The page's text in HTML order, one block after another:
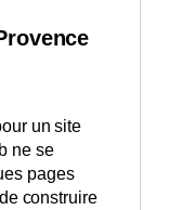
un site
ne se
pages
construire